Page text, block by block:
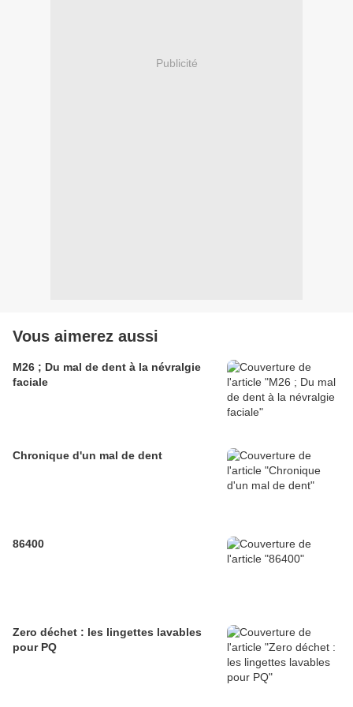
Publicité
Vous aimerez aussi
M26 ; Du mal de dent à la névralgie
faciale
Chronique d'un mal de dent
86400
Zero déchet : les lingettes lavables
pour PQ